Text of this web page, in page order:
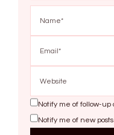
Notify me of follow-
Notify me of new